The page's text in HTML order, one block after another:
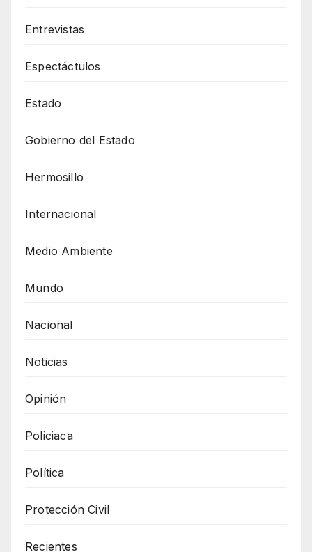
Entrevistas
Espectáctulos
Estado
Gobierno del Estado
Hermosillo
Internacional
Medio Ambiente
Mundo
Nacional
Noticias
Opinión
Policiaca
Política
Protección Civil
Recientes